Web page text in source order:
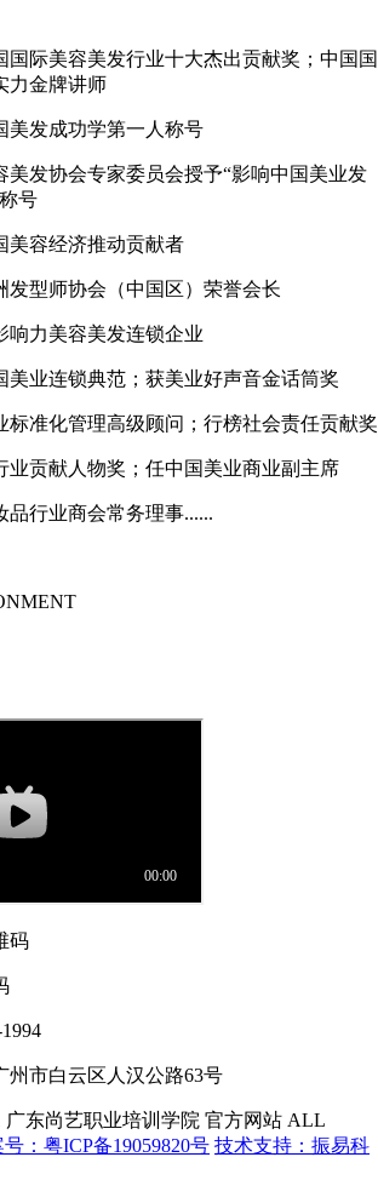
国际美容美发行业十大杰出贡献奖；中国国
力金牌讲师
美发成功学第一人称号
美发协会专家委员会授予“影响中国美业发
号
美容经济推动贡献者
发型师协会（中国区）荣誉会长
响力美容美发连锁企业
美业连锁典范；获美业好声音金话筒奖
标准化管理高级顾问；行榜社会责任贡献奖
业贡献人物奖；任中国美业商业副主席
品行业商会常务理事......
州市白云区人汉公路63号
广东尚艺职业培训学院 官方网站 ALL
：粤ICP备19059820号 技术支持：振易科